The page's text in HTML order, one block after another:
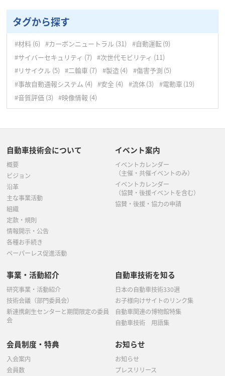
9月(1)
タグから探す
#材料 (6) #カーボンニュートラル (31) #自動運転(9)
#サイバーセキュリティ (7) #次世代モビリティ (11)
#リサイクル (5) #二輪車 (7) #製造(4) #傷害予測 (5)
#事故自動通報システム (4) #安全 (4) #流体(3) #電動車(19)
#音質評価 (3) #映像情報 (4)
自動車技術会について
概要
ビジョン
沿革
主な事業活動
組織
定款・規則
情報開示・公告
各種お手続き
ペーパーレス促進活動
イベント案内
イベントカレンダー
（主催・共催イベントのみ）
イベントカレンダー
（協賛・後援イベントを含む）
協賛・後援・協力の申請
事業・活動紹介
研究事業・活動紹介
技術会議（部門委員会）
新連携創生センターと期間限定の委員
会
自動車技術を知る
日本の自動車技術330選
お子様向けサイトのリンク集
自動車関連の博物館特集
自動車技術 用語集
会員制度・特典
入会案内
会員数
お知らせ
お知らせ
プレスリリース